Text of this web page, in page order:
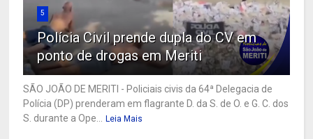
5
Polícia Civil prende dupla do CV em
ponto de drogas em Meriti
SÃO JOÃO DE MERITI - Policiais civis da 64ª Delegacia de
Polícia (DP) prenderam em flagrante D. da S. de O. e G. C. dos
S. durante a Ope...
Leia Mais